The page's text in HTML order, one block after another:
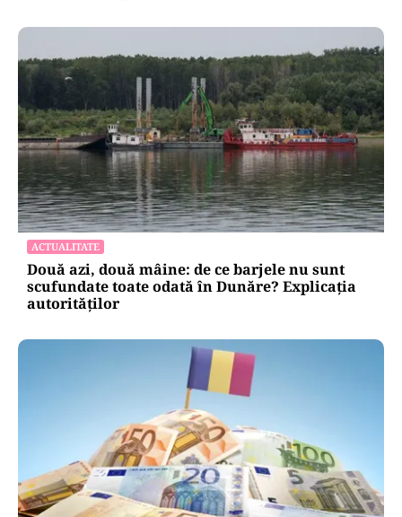
ACTUALITATE
Două azi, două mâine: de ce barjele nu sunt
scufundate toate odată în Dunăre? Explicația
autorităților